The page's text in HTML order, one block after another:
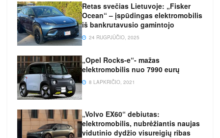
Retas svečias Lietuvoje: „Fisker
Ocean“ – įspūdingas elektromobilis
iš bankrutavusio gamintojo
24 RUGPJŪČIO, 2025
„Opel Rocks-e“- mažas
elektromobilis nuo 7990 eurų
8 LAPKRIČIO, 2021
„Volvo EX60“ debiutas:
elektromobilis, nubrėžiantis naujas
vidutinio dydžio visureigių ribas